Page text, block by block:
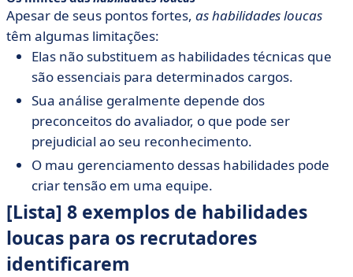
Apesar de seus pontos fortes, as habilidades loucas
têm algumas limitações:
Elas não substituem as habilidades técnicas que
são essenciais para determinados cargos.
Sua análise geralmente depende dos
preconceitos do avaliador, o que pode ser
prejudicial ao seu reconhecimento.
O mau gerenciamento dessas habilidades pode
criar tensão em uma equipe.
[Lista] 8 exemplos de habilidades
loucas para os recrutadores
identificarem